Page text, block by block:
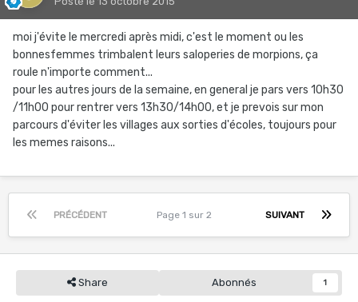
moi j'évite le mercredi après midi, c'est le moment ou les
bonnesfemmes trimbalent leurs saloperies de morpions, ça
roule n'importe comment...
pour les autres jours de la semaine, en general je pars vers 10h30
/11h00 pour rentrer vers 13h30/14h00, et je prevois sur mon
parcours d'éviter les villages aux sorties d'écoles, toujours pour
les memes raisons...
PRÉCÉDENT SUIVANT
Page 1 sur 2
Share Abonnés 1